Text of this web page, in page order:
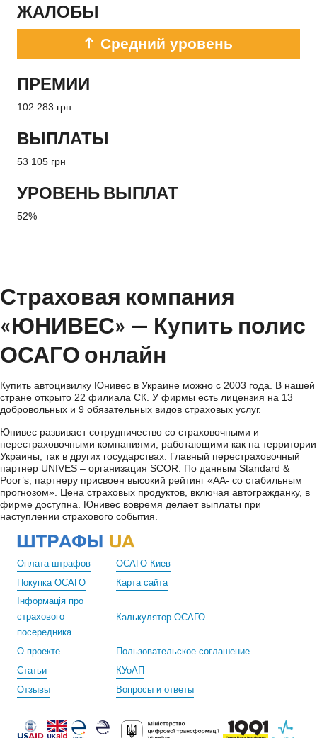
ЖАЛОБЫ
Средний уровень
ПРЕМИИ
102 283 грн
ВЫПЛАТЫ
53 105 грн
УРОВЕНЬ ВЫПЛАТ
52%
Страховая компания
«ЮНИВЕС» — Купить полис
ОСАГО онлайн
Купить автоцивилку Юнивес в Украине можно с 2003 года. В нашей
стране открыто 22 филиала СК. У фирмы есть лицензия на 13
добровольных и 9 обязательных видов страховых услуг.
Юнивес развивает сотрудничество со страховочными и
перестраховочными компаниями, работающими как на территории
Украины, так в других государствах. Главный перестраховочный
партнер UNIVES – организация SCOR. По данным Standard &
Poor’s, партнеру присвоен высокий рейтинг «AA- со стабильным
прогнозом». Цена страховых продуктов, включая автогражданку, в
фирме доступна. Юнивес вовремя делает выплаты при
наступлении страхового события.
О проекте
Статьи
Пользовательское соглашение
КУоАП
Отзывы
Вопросы и ответы
Оплата штрафов
ОСАГО Киев
Покупка ОСАГО
Карта сайта
Інформація про
страхового
посередника
Калькулятор ОСАГО